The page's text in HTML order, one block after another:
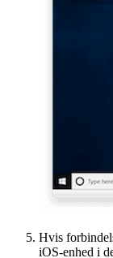
Hvis
iOS-enhed i